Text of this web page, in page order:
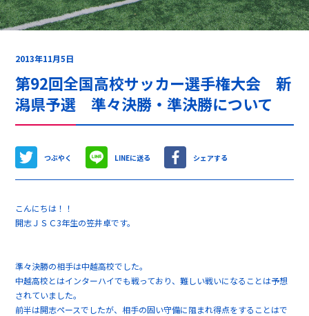
2013年11月5日
第92回全国高校サッカー選手権大会 新
潟県予選 準々決勝・準決勝について
つぶやく LINEに送る シェアする
こんにちは！！
開志ＪＳＣ3年生の笠井卓です。
準々決勝の相手は中越高校でした。
中越高校とはインターハイでも戦っており、難しい戦いになることは予想
されていました。
前半は開志ペースでしたが、相手の固い守備に阻まれ得点をすることはで